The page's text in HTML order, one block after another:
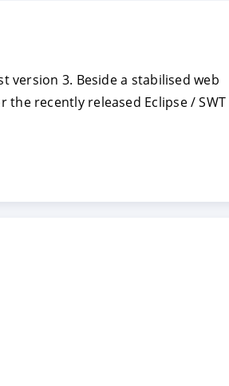
version 3. Beside a stabilised web
recently released Eclipse / SWT